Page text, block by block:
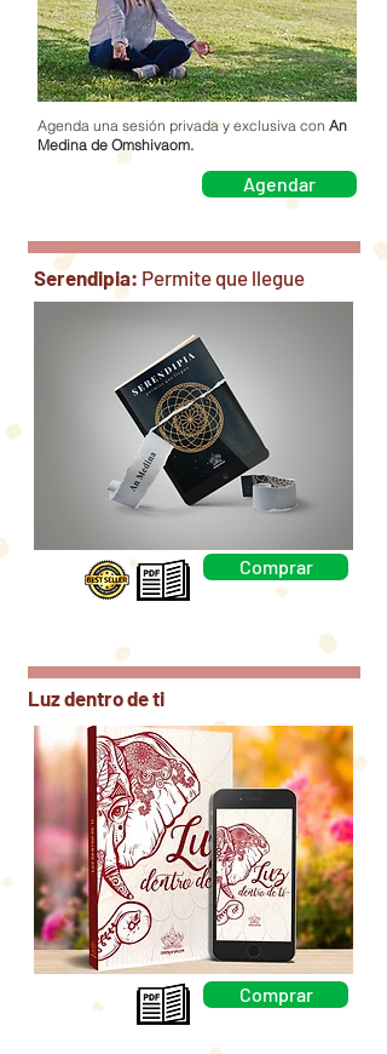
Agenda una sesión privada y exclusiva con An
Medina de Omshivaom.
Agendar
Serendipia: Permite que llegue
Comprar
Luz dentro de ti
Comprar